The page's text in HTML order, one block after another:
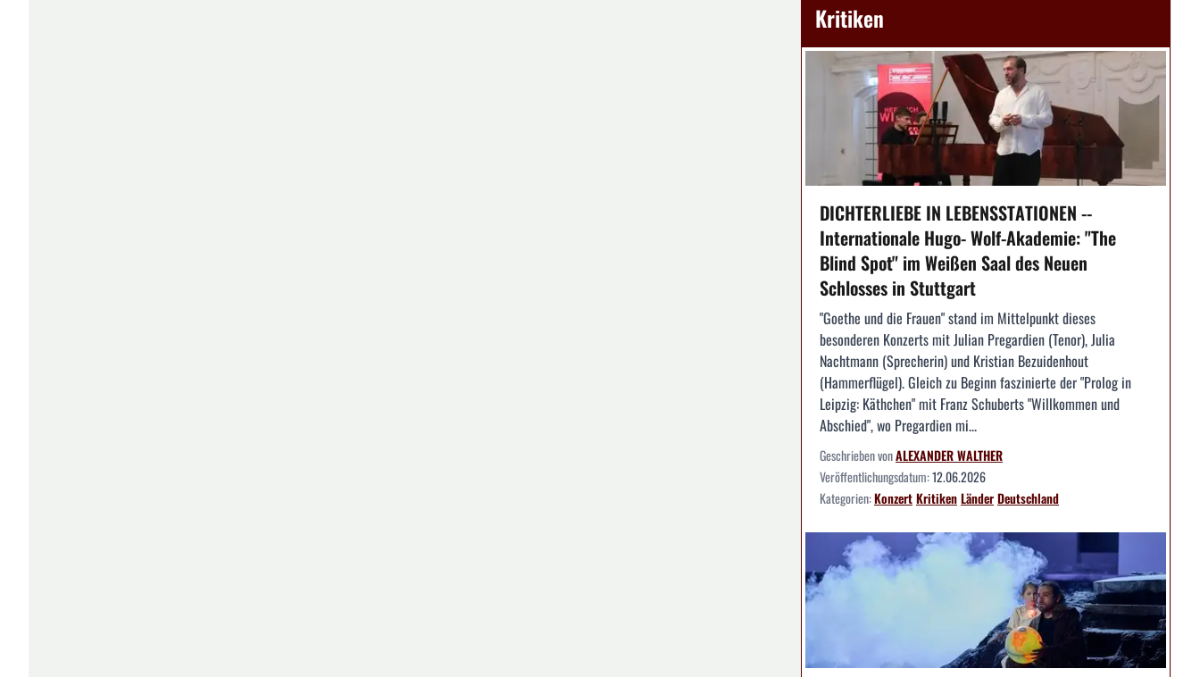
Kritiken
DICHTERLIEBE IN LEBENSSTATIONEN --
Internationale Hugo- Wolf-Akademie: "The
Blind Spot" im Weißen Saal des Neuen
Schlosses in Stuttgart
"Goethe und die Frauen" stand im Mittelpunkt dieses
besonderen Konzerts mit Julian Pregardien (Tenor), Julia
Nachtmann (Sprecherin) und Kristian Bezuidenhout
(Hammerflügel). Gleich zu Beginn faszinierte der "Prolog in
Leipzig: Käthchen" mit Franz Schuberts "Willkommen und
Abschied", wo Pregardien mi...
Geschrieben vonALEXANDER WALTHER
Veröffentlichungsdatum:12.06.2026
Kategorien:KonzertKritikenLänderDeutschland